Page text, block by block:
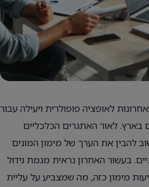
לאופציה פופולרית ויעילה עבור
בארץ. לאור האתגרים הכלכליים
להבין את הערך של מימון המונים
בעשור האחרון נראית מגמת גידול
מימון כזה, מה שמצביע על עליית